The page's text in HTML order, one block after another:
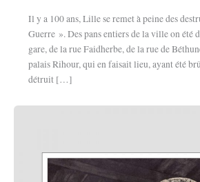
Il y a 100 ans, Lille se remet à peine des
Guerre ». Des pans entiers de la ville on été
gare, de la rue Faidherbe, de la rue de
palais Rihour, qui en faisait lieu, ayant été
détruit […]